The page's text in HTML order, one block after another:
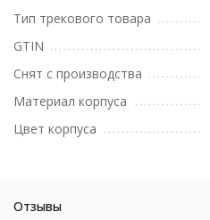
Тип трекового товара
GTIN
Снят с производства
Материал корпуса
Цвет корпуса
Отзывы